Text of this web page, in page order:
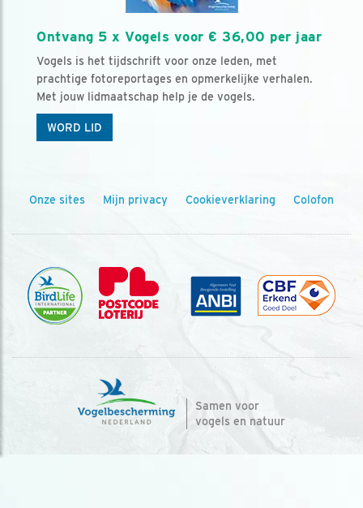
Ontvang 5 x Vogels voor € 36,00 per jaar
Vogels is het tijdschrift voor onze leden, met
prachtige fotoreportages en opmerkelijke verhalen.
Met jouw lidmaatschap help je de vogels.
WORD LID
Onze sites Mijn privacy Cookieverklaring Colofon
Samen voor
vogels en natuur